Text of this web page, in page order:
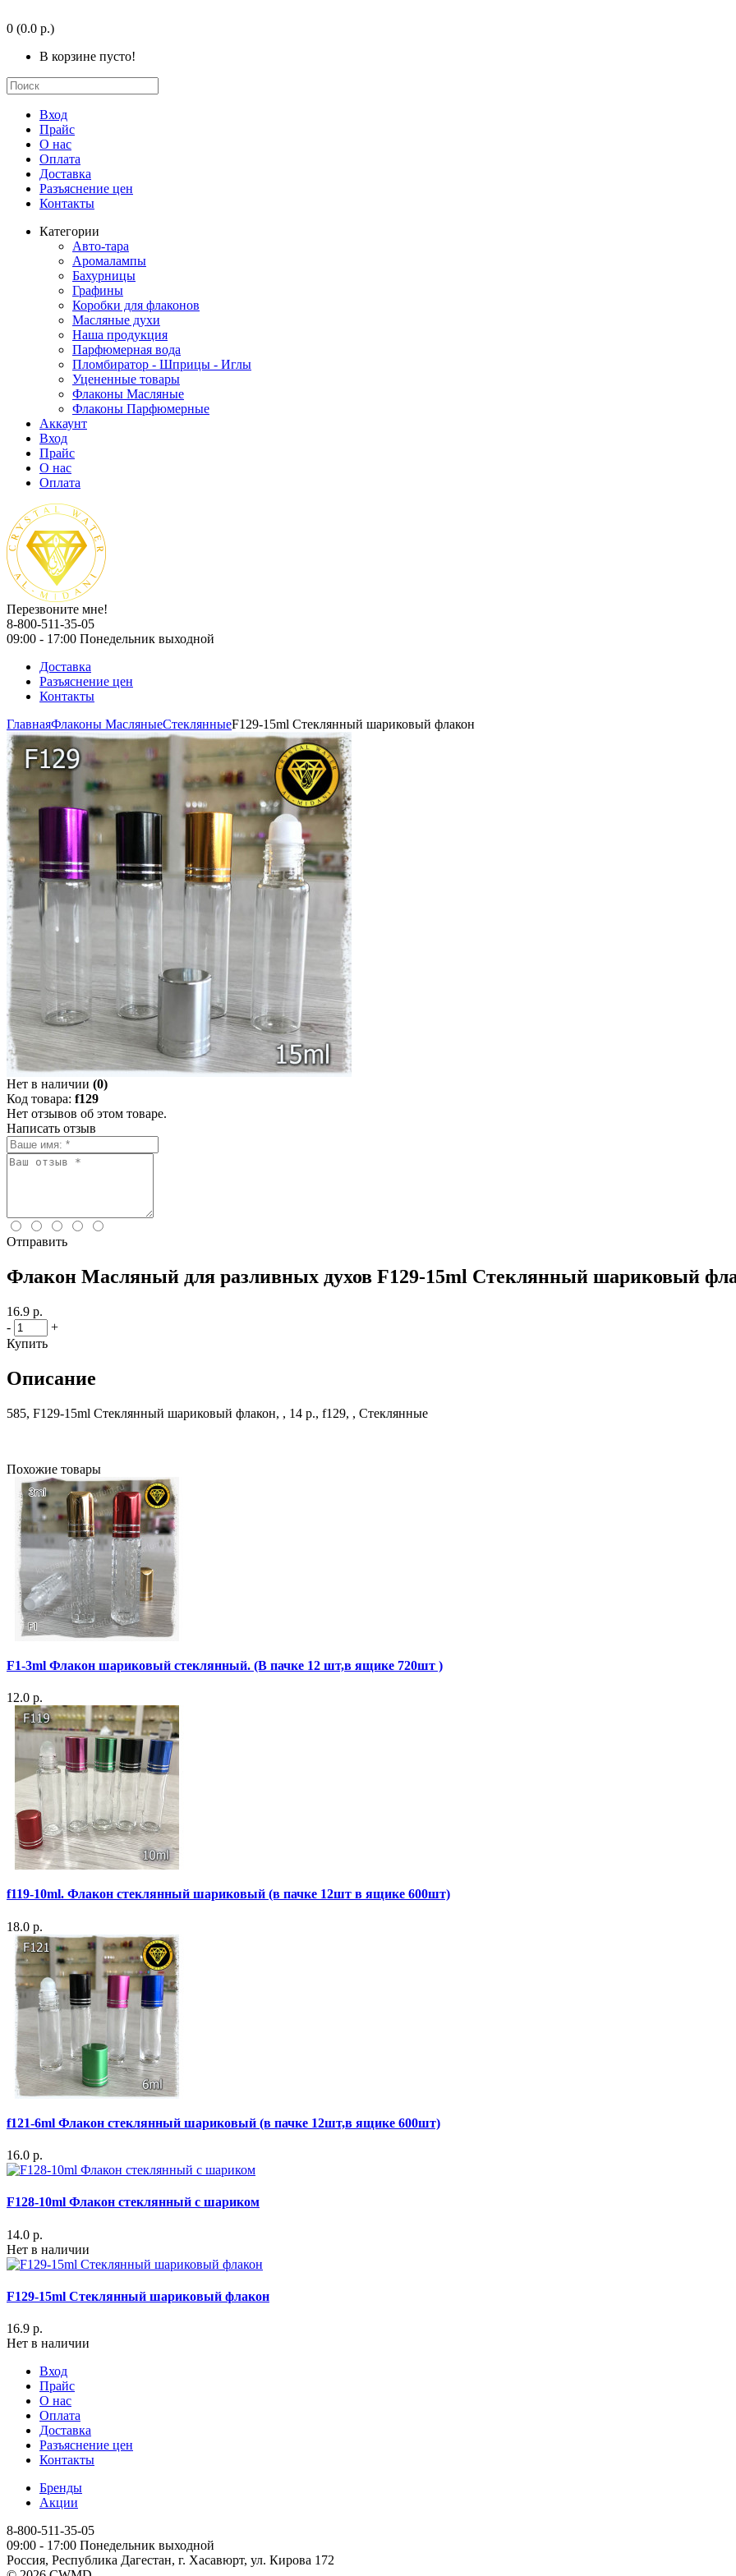
0 (0.0 р.)
В корзине пусто!
Вход
Прайс
О нас
Оплата
Доставка
Разъяснение цен
Контакты
Категории
Авто-тара
Аромалампы
Бахурницы
Графины
Коробки для флаконов
Масляные духи
Наша продукция
Парфюмерная вода
Пломбиратор - Шприцы - Иглы
Уцененные товары
Флаконы Масляные
Флаконы Парфюмерные
Аккаунт
Вход
Прайс
О нас
Оплата
Перезвоните мне!
8-800-511-35-05
09:00 - 17:00 Понедельник выходной
Доставка
Разъяснение цен
Контакты
ГлавнаяФлаконы МасляныеСтеклянныеF129-15ml Стеклянный шариковый флакон
Нет в наличии (0)
Код товара: f129
Нет отзывов об этом товаре.
Написать отзыв
Отправить
Флакон Масляный для разливных духов F129-15ml Стеклянный шариковый
16.9 р.
-
+
Купить
Описание
585, F129-15ml Стеклянный шариковый флакон, , 14 р., f129, , Стеклянные
Похожие товары
F1-3ml Флакон шариковый стеклянный. (В пачке 12 шт,в ящике 720шт )
12.0 р.
f119-10ml. Флакон стеклянный шариковый (в пачке 12шт в ящике 600шт)
18.0 р.
f121-6ml Флакон стеклянный шариковый (в пачке 12шт,в ящике 600шт)
16.0 р.
F128-10ml Флакон стеклянный с шариком
14.0 р.
Нет в наличии
F129-15ml Стеклянный шариковый флакон
16.9 р.
Нет в наличии
Вход
Прайс
О нас
Оплата
Доставка
Разъяснение цен
Контакты
Бренды
Акции
8-800-511-35-05
09:00 - 17:00 Понедельник выходной
Россия, Республика Дагестан, г. Хасавюрт, ул. Кирова 172